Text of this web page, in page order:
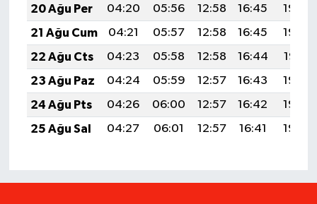
20 Ağu Per
04:20 05:56 12:58 16:45
19:50
21 Ağu Cum
04:21 05:57 12:58 16:45
19:49
22 Ağu Cts
04:23 05:58 12:58 16:44
19:47
23 Ağu Paz
04:24 05:59 12:57 16:43
19:46
24 Ağu Pts
04:26 06:00 12:57 16:42
19:44
25 Ağu Sal
04:27 06:01 12:57 16:41 19:42